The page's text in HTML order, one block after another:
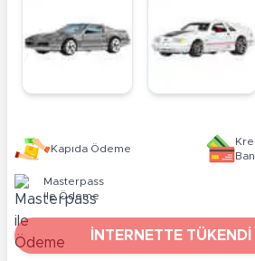
Kapıda Ödeme
Masterpass
ile Ödeme
İNTERNETTE TÜKENDİ